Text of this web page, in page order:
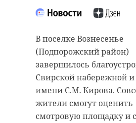
В поселке Вознесенье
(Подпорожский район)
завершилось
Свирской набережной и
имени С.М. Кирова.
жители смогут оценить
смотровую площадку и
метров в 4 очереди
застройки. В пятницу, 29
градостроительный
Ленинградской области
рассмотрел концепцию
квартала 05-09 в деревне
Новосаратовка
Подрядная организация
приступила к
предпроектных работ для
строительства школы в